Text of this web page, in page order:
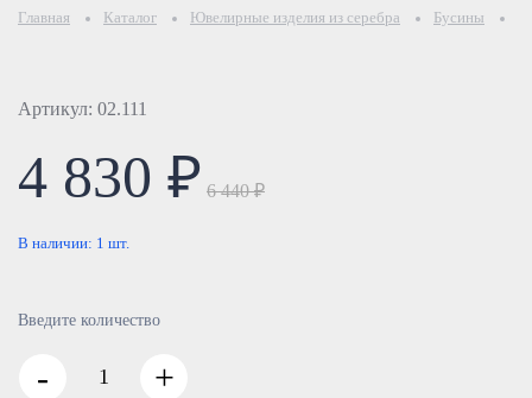
Главная Каталог Ювелирные изделия из серебра Бусины
Артикул: 02.111
4 830 ₽ 6 440 ₽
В наличии: 1 шт.
Введите количество
- +